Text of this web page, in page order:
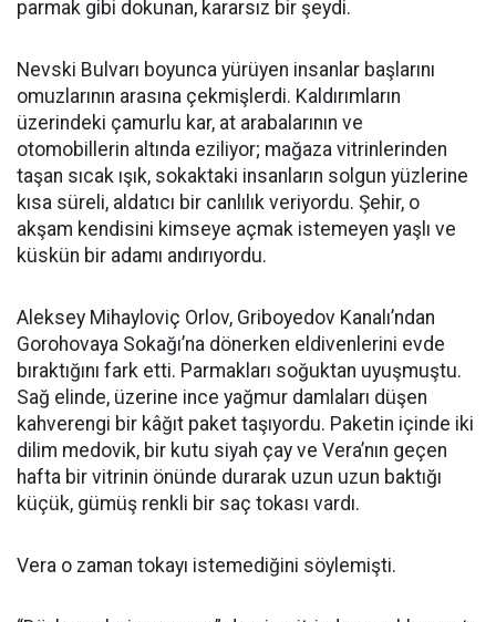
parmak gibi dokunan, kararsız bir şeydi.
Nevski Bulvarı boyunca yürüyen insanlar başlarını
omuzlarının arasına çekmişlerdi. Kaldırımların
üzerindeki çamurlu kar, at arabalarının ve
otomobillerin altında eziliyor; mağaza vitrinlerinden
taşan sıcak ışık, sokaktaki insanların solgun yüzlerine
kısa süreli, aldatıcı bir canlılık veriyordu. Şehir, o
akşam kendisini kimseye açmak istemeyen yaşlı ve
küskün bir adamı andırıyordu.
Aleksey Mihayloviç Orlov, Griboyedov Kanalı’ndan
Gorohovaya Sokağı’na dönerken eldivenlerini evde
bıraktığını fark etti. Parmakları soğuktan uyuşmuştu.
Sağ elinde, üzerine ince yağmur damlaları düşen
kahverengi bir kâğıt paket taşıyordu. Paketin içinde iki
dilim medovik, bir kutu siyah çay ve Vera’nın geçen
hafta bir vitrinin önünde durarak uzun uzun baktığı
küçük, gümüş renkli bir saç tokası vardı.
Vera o zaman tokayı istemediğini söylemişti.